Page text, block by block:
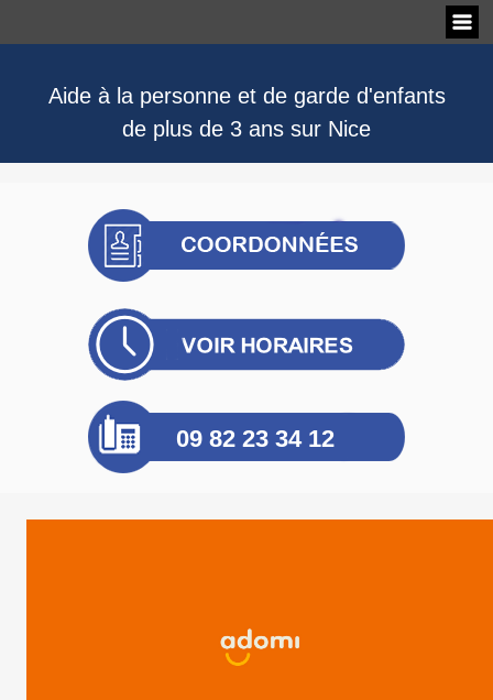
Aide à la personne et de garde d'enfants
de plus de 3 ans sur Nice
09 82 23 34 12